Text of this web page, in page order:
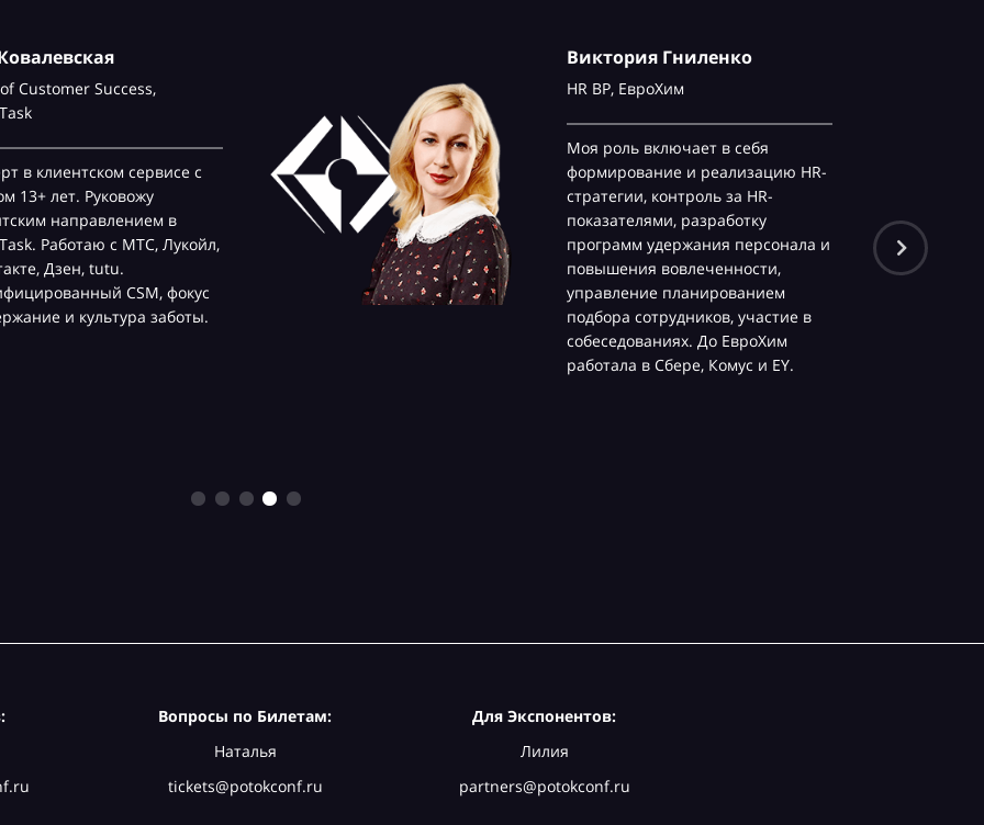
Customer Success,
в клиентском сервисе с
13+ лет. Руковожу
направлением в
Работаю с МТС, Лукойл,
Дзен, tutu.
CSM, фокус
и культура заботы.
Виктория Гниленко
HR BP, ЕвроХим
Моя роль включает в себя
формирование и реализацию HR-
стратегии, контроль за HR-
показателями, разработку
программ удержания персонала и
повышения вовлеченности,
управление планированием
подбора сотрудников, участие в
собеседованиях. До ЕвроХим
работала в Сбере, Комус и EY.
Вопросы по Билетам:
Наталья
tickets@potokconf.ru
Для Экспонентов:
Лилия
partners@potokconf.ru